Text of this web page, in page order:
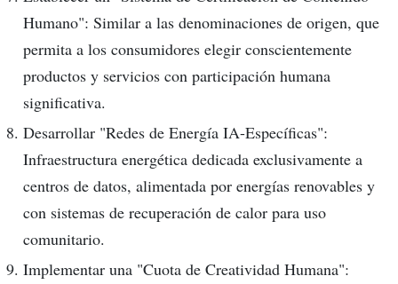
Humano": Similar a las denominaciones de origen, que
permita a los consumidores elegir conscientemente
productos y servicios con participación humana
significativa.
Desarrollar "Redes de Energía IA-Específicas":
Infraestructura energética dedicada exclusivamente a
centros de datos, alimentada por energías renovables y
con sistemas de recuperación de calor para uso
comunitario.
Implementar una "Cuota de Creatividad Humana":